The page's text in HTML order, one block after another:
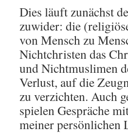
Dies läuft zunächst
zuwider: die
von Mensch zu
Nichtchristen das
und Nichtmuslimen
Verlust, auf die
zu verzichten. Auch
spielen Gespräche
meiner persönlichen